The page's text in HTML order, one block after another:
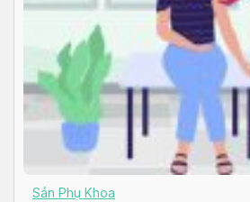
Sản Phụ Khoa